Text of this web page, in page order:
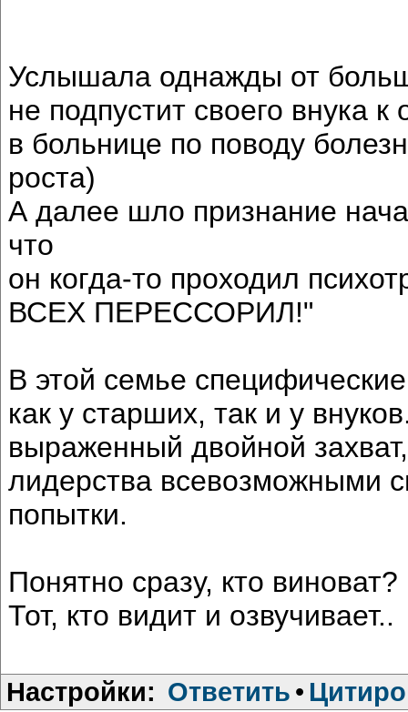
Услышала однажды от
не подпустит своего внука
в больнице по поводу
роста)
А далее шло признание
что
он когда-то проходил
ВСЕХ ПЕРЕССОРИЛ!"
В этой семье
как у старших, так и у
выраженный двойной
лидерства всевозможными
попытки.
Понятно сразу, кто виноват?
Тот, кто видит и озвучивает..
Настройки: Ответить •